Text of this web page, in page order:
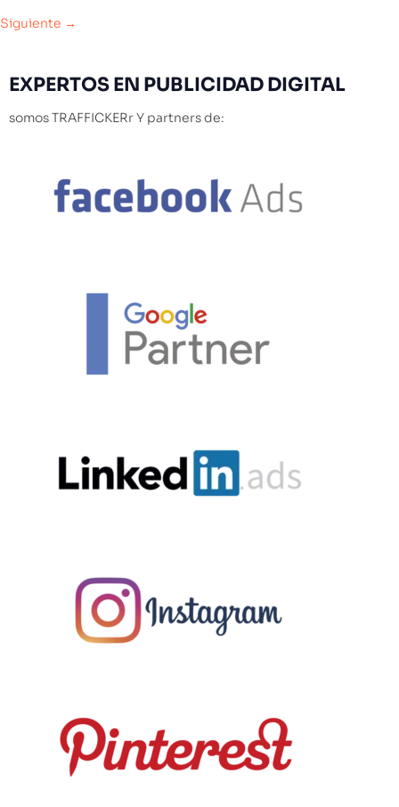
Siguiente →
EXPERTOSEN PUBLICIDAD DIGITAL
somos TRAFFICKERr Y partners de: